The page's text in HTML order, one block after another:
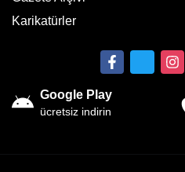
Karikatürler
Google Play
ücretsiz indirin